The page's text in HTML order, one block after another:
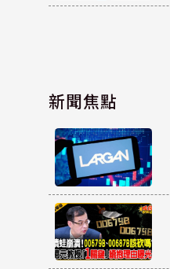
新聞焦點